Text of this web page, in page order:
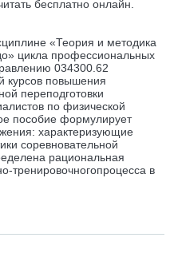
бесплатно онлайн.
«Теория и методика
цикла профессиональных
034300.62
курсов повышения
переподготовки
по физической
пособие формулирует
характеризующие
соревновательной
рациональная
тренировочногопроцесса в